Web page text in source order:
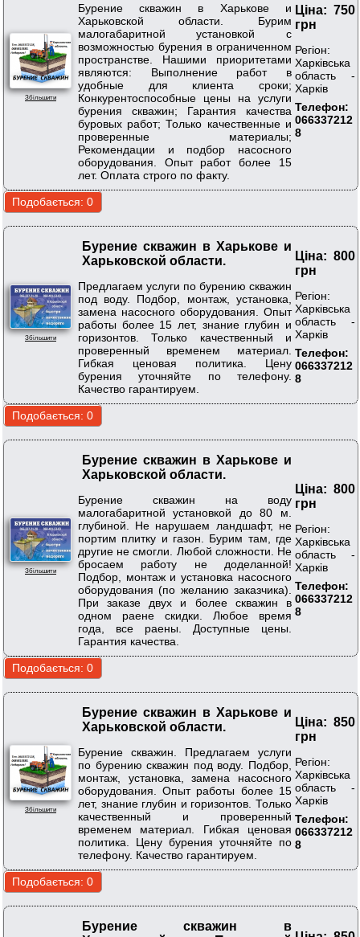
Збільшити
Бурение скважин в Харькове и
Харьковской области. Бурим
малогабаритной установкой с
возможностью бурения в ограниченном
пространстве. Нашими приоритетами
являются: Выполнение работ в
удобные для клиента сроки;
Конкурентоспособные цены на услуги
бурения скважин; Гарантия качества
буровых работ; Только качественные и
проверенные материалы;
Рекомендации и подбор насосного
оборудования. Опыт работ более 15
лет. Оплата строго по факту.
Ціна: 750
грн
Регіон:
Харківська
область -
Харків
Телефон:
066337212
8
Збільшити
Бурение скважин в Харькове и
Харьковской области.
Предлагаем услуги по бурению скважин
под воду. Подбор, монтаж, установка,
замена насосного оборудования. Опыт
работы более 15 лет, знание глубин и
горизонтов. Только качественный и
проверенный временем материал.
Гибкая ценовая политика. Цену
бурения уточняйте по телефону.
Качество гарантируем.
Ціна: 800
грн
Регіон:
Харківська
область -
Харків
Телефон:
066337212
8
Збільшити
Бурение скважин в Харькове и
Харьковской области.
Бурение скважин на воду
малогабаритной установкой до 80 м.
глубиной. Не нарушаем ландшафт, не
портим плитку и газон. Бурим там, где
другие не смогли. Любой сложности. Не
бросаем работу не доделанной!
Подбор, монтаж и установка насосного
оборудования (по желанию заказчика).
При заказе двух и более скважин в
одном раене скидки. Любое время
года, все раены. Доступные цены.
Гарантия качества.
Ціна: 800
грн
Регіон:
Харківська
область -
Харків
Телефон:
066337212
8
Збільшити
Бурение скважин в Харькове и
Харьковской области.
Бурение скважин. Предлагаем услуги
по бурению скважин под воду. Подбор,
монтаж, установка, замена насосного
оборудования. Опыт работы более 15
лет, знание глубин и горизонтов. Только
качественный и проверенный
временем материал. Гибкая ценовая
политика. Цену бурения уточняйте по
телефону. Качество гарантируем.
Ціна: 850
грн
Регіон:
Харківська
область -
Харків
Телефон:
066337212
8
Бурение скважин в